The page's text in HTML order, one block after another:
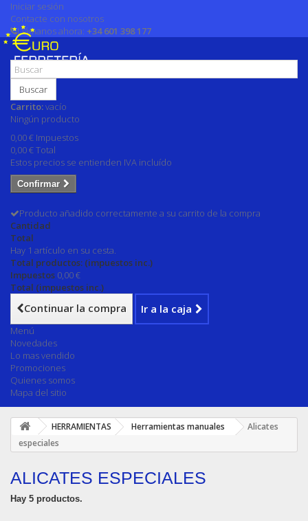
Iniciar sesión
Contacte con nosotros
Llámanos ahora: +34 601 398 177
Buscar
Carrito:vacío
Ningún producto
0,00 € Impuestos
0,00 €Total
Estos precios se entienden IVA incluído
Confirmar
Producto añadido correctamente a su carrito de la compra
Cantidad
Total
Hay 1 artículo en su cesta.
Total productos: (impuestos inc.)
Impuestos 0,00 €
Total (impuestos inc.)
Continuar la compra Ir a la caja
Menú
Novedades
Lo mas vendido
Promociones
Quienes somos
Mapa del sitio
HERRAMIENTAS Herramientas manuales
Alicates
especiales
ALICATES ESPECIALES
Hay 5 productos.